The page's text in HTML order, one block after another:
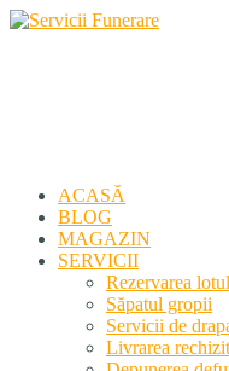
ACASĂ
BLOG
MAGAZIN
SERVICII
Rezervarea
Săpatul gropii
Servicii de
Livrarea